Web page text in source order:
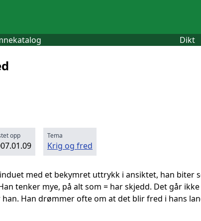
Dikt
opp Tema
Krig og fred
med et bekymret uttrykk i ansiktet, han biter
tenker mye, på alt som = har skjedd. Det går
Han drømmer ofte om at det blir fred i hans